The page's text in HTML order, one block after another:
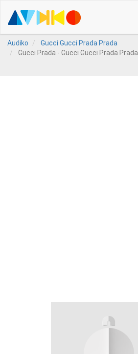
Audiko
Gucci Gucci Prada Prada
Gucci Prada - Gucci Gucci Prada Prada